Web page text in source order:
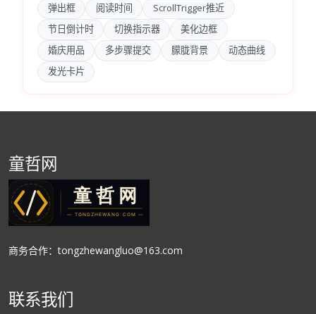
弹出框
阅读时间
ScrollTrigger推近
节日倒计时
切换指示器
美化边框
婚庆用品
多步骤提交 朦胧背景
动态曲线
发光卡片
童哲网
商务合作：tongzhewangluo@163.com
联系我们